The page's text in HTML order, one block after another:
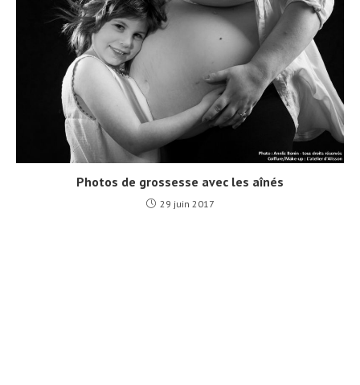
Photos de grossesse avec les aînés
29 juin 2017